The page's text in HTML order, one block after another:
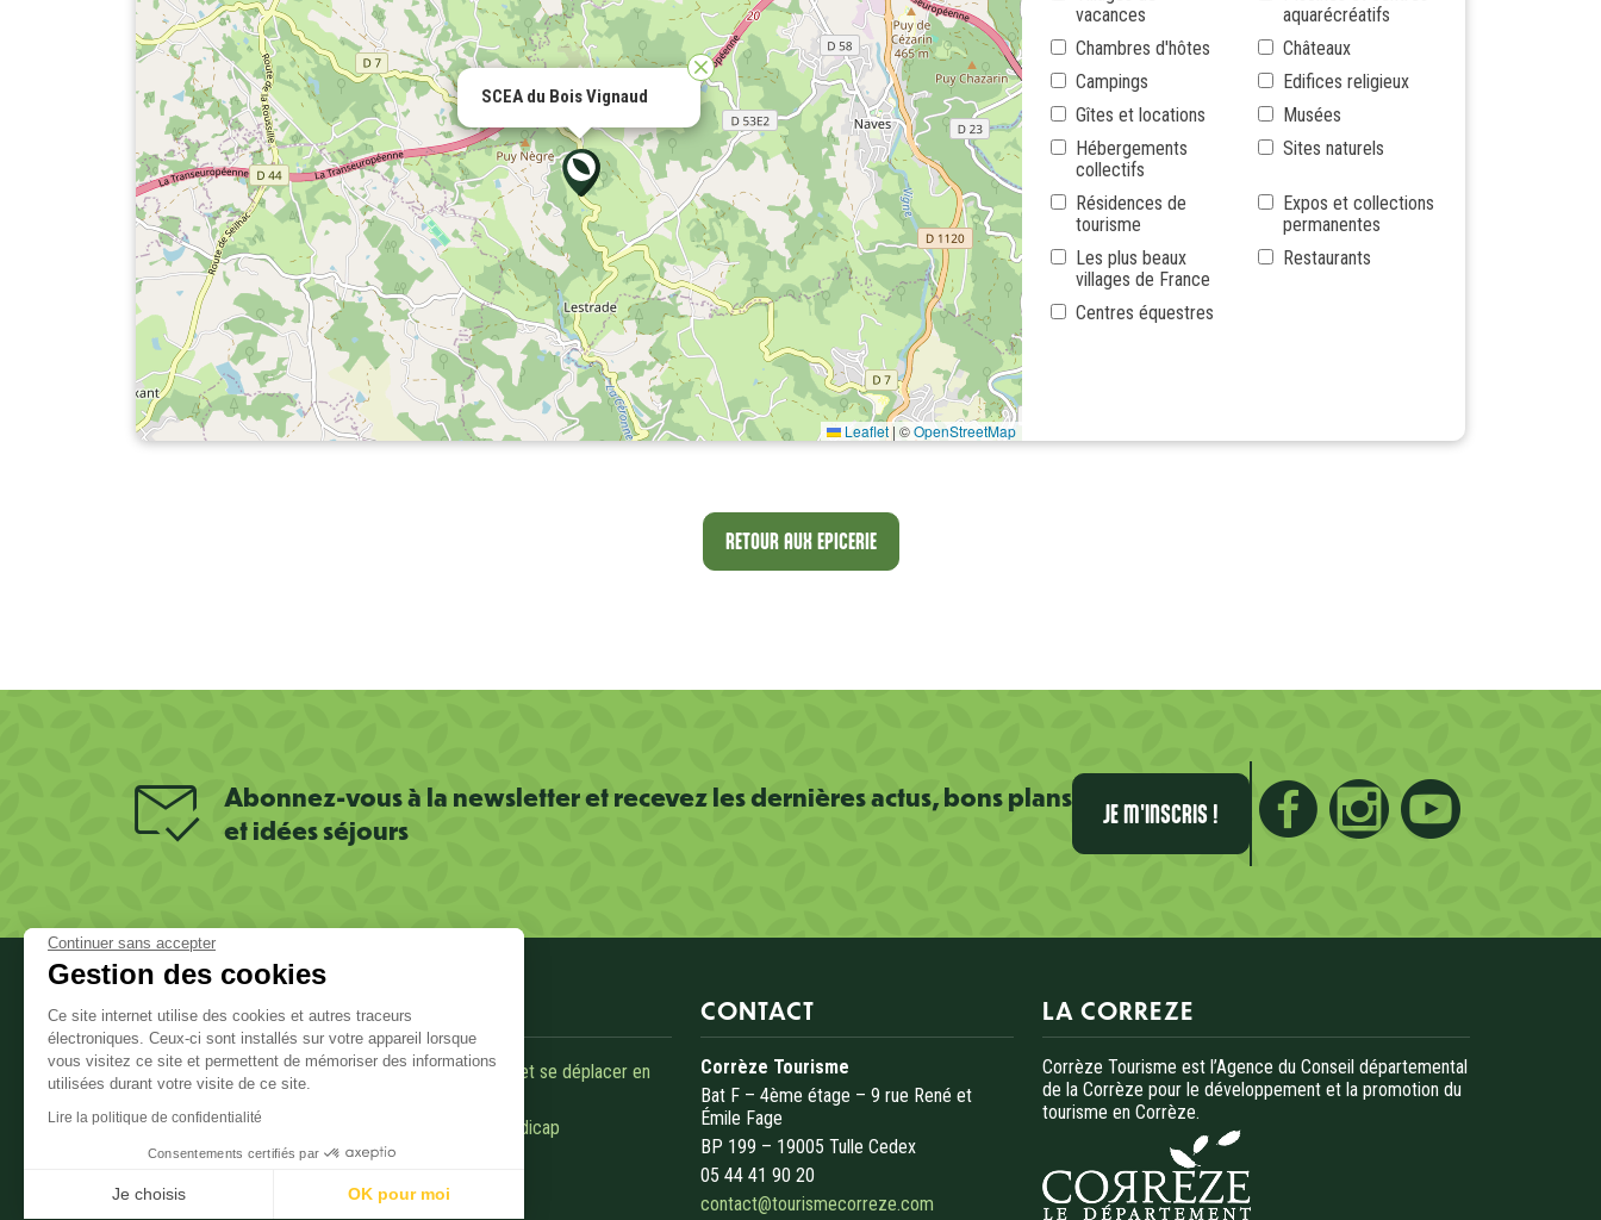
Continuer sans accepter
Gestion des cookies
Ce site internet utilise des cookies et autres traceurs
électroniques. Ceux-ci sont installés sur votre appareil lorsque
vous visitez ce site et permettent de mémoriser des informations
utilisées durant votre visite de ce site.
Lire la politique de confidentialité
Consentements certifiés par
Je choisis OK pour moi
SCEA du Bois Vignaud
Leaflet | ©OpenStreetMap
vacances
aquarécréatifs
Chambres d'hôtes
Châteaux
Campings
Edifices religieux
Gîtes et locations
Musées
Hébergements
collectifs
Sites naturels
Résidences de
tourisme
Expos et collections
permanentes
Les plus beaux
villages de France
Restaurants
Centres équestres
RETOUR AUX EPICERIE
Abonnez-vous à la newsletter et recevez les dernières actus, bons plans
et idées séjours
JE M'INSCRIS !
Informations sur le site
PRATIQUE
Demande de documentation
Comment venir et se déplacer en
Offices de tourisme
Tourisme & Handicap
Qualité Tourisme
CONTACT
Corrèze Tourisme
Bat F – 4ème étage – 9 rue René et
Émile Fage
BP 199 – 19005 Tulle Cedex
05 44 41 90 20
contact@tourismecorreze.com
LA CORREZE
Corrèze Tourisme est l’Agence du Conseil départemental
de la Corrèze pour le développement et la promotion du
tourisme en Corrèze.